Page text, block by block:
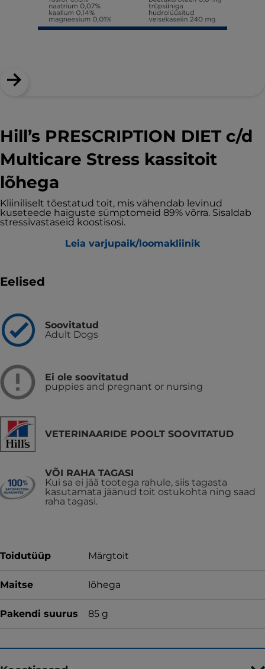
Hill’s PRESCRIPTION DIET c/d
Multicare Stress kassitoit
lõhega
Kliiniliselt tõestatud toit, mis vähendab levinud
kuseteede haiguste sümptomeid 89% võrra. Sisaldab
stressivastaseid koostisosi.
Leia varjupaik/loomakliinik
Eelised
Soovitatud
Adult Dogs
Ei ole soovitatud
puppies and pregnant or nursing
VETERINAARIDE POOLT SOOVITATUD
VÕI RAHA TAGASI
Kui sa ei jää tootega rahule, siis tagasta
kasutamata jäänud toit ostukohta ning saad
raha tagasi.
Toidutüüp Märgtoit
Maitse lõhega
Pakendi suurus 85 g